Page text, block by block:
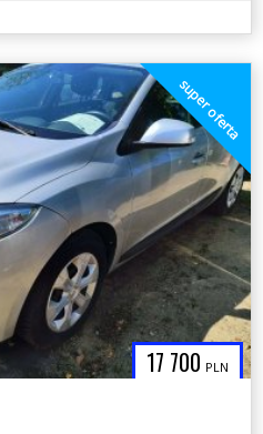
17 700 PLN
super oferta